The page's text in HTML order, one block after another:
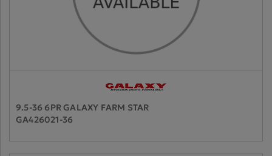
9.5-36 6PR GALAXY FARM STAR
GA426021-36